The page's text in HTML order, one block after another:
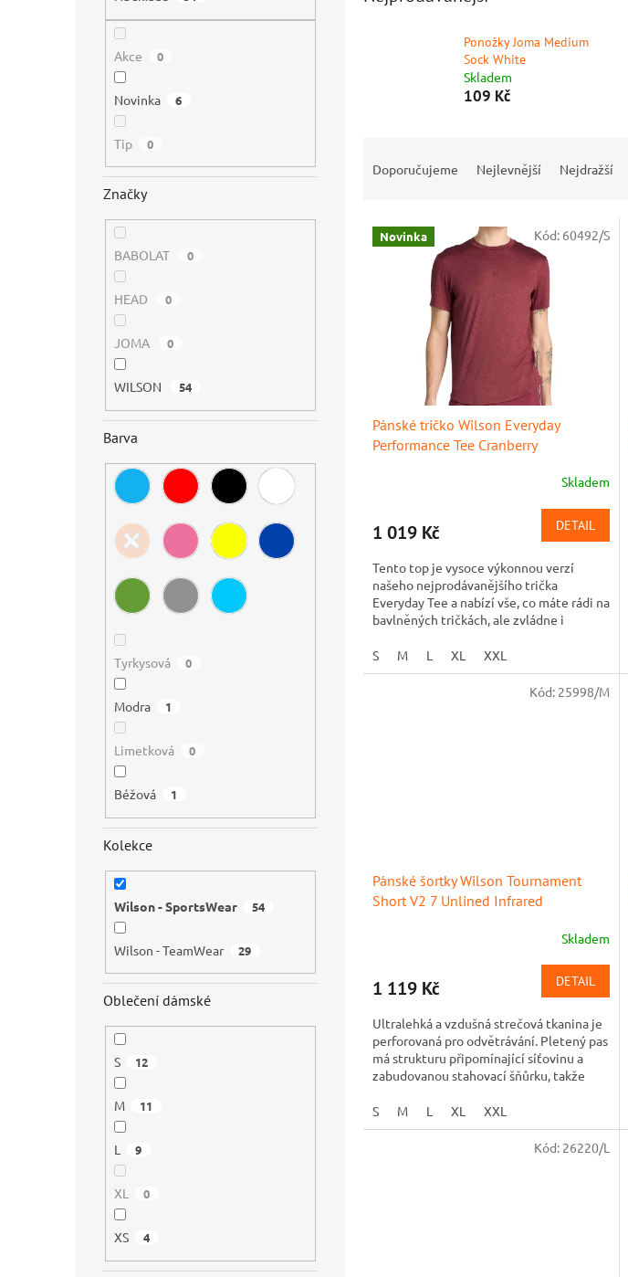
Akce 0
Novinka 6
Tip 0
Značky
BABOLAT 0
HEAD 0
JOMA 0
WILSON 54
Barva
Tyrkysová 0
Modra 1
Limetková 0
Béžová 1
Kolekce
Wilson - SportsWear 54
Wilson - TeamWear 29
Oblečení dámské
S 12
M 11
L 9
XL 0
XS 4
Ponožky Joma Medium
Sock White
Skladem
109 Kč
Doporučujeme Nejlevnější Nejdražší
Novinka
Pánské tričko Wilson Everyday
Performance Tee Cranberry
Skladem
1 019 Kč DETAIL
Tento top je vysoce výkonnou verzí
našeho nejprodávanějšího trička
Everyday Tee a nabízí vše, co máte rádi na
bavlněných tričkách, ale zvládne i
S
M L XL XXL
Kód: 60492/S
Pánské šortky Wilson Tournament
Short V2 7 Unlined Infrared
Skladem
1 119 Kč DETAIL
Ultralehká a vzdušná strečová tkanina je
perforovaná pro odvětrávání. Pletený pas
má strukturu připomínající síťovinu a
zabudovanou stahovací šňůrku, takže
S
M L XL XXL
Kód: 25998/M
Kód: 26220/L